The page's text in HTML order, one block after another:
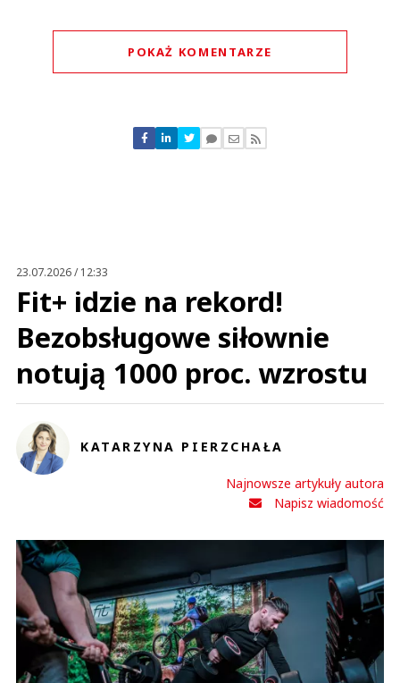
POKAŻ KOMENTARZE
Nie znaleziono komentarzy
Zostaw swoje komentarze
23.07.2026 / 12:33
Fit+ idzie na rekord!
Bezobsługowe siłownie
notują 1000 proc. wzrostu
KATARZYNA PIERZCHAŁA
Najnowsze artykuły autora
Napisz wiadomość